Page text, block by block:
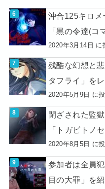
沖合125キロメ
「黒の令達(コ
2020年3月14日 に
残酷な幻想と
タフライ」をレ
2020年5月9日 に
閉ざされた監
「トガビトノ
2020年8月5日 に
参加者は全員
目の大罪」を紹